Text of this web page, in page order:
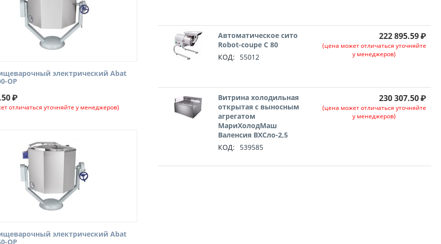
электрический Abat
ОР
₽
отличаться уточняйте у менеджеров)
электрический Abat
ОР
Автоматическое сито
Robot-coupe C 80
КОД:
55012
222 895.59₽
(цена может отличаться уточняйте
у менеджеров)
Витрина холодильная
открытая с выносным
агрегатом
МариХолодМаш
Валенсия ВХСло-2,5
КОД:
539585
230 307.50₽
(цена может отличаться уточняйте
у менеджеров)